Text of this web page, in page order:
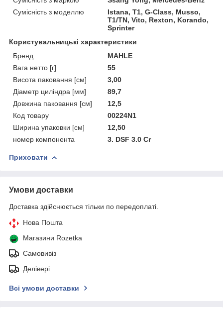
Сумісність з моделлю
Istana, T1, G-Class, Musso,
T1/TN, Vito, Rexton, Korando,
Sprinter
Користувальницькі характеристики
Бренд
MAHLE
Вага нетто [г]
55
Висота паковання [см]
3,00
Діаметр циліндра [мм]
89,7
Довжина паковання [см]
12,5
Код товару
00224N1
Ширина упаковки [см]
12,50
номер компонента
3. DSF 3.0 Cr
Приховати
Умови доставки
Доставка здійснюється тільки по передоплаті.
Нова Пошта
Магазини Rozetka
Самовивіз
Делівері
Всі умови доставки